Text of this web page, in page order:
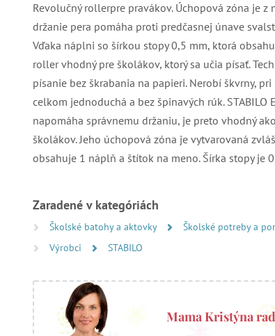
Revolučný rollerpre pravákov. Úchopová zóna je
držanie pera pomáha proti predčasnej únave
Vďaka náplni so šírkou stopy 0,5 mm, ktorá
roller vhodný pre školákov, ktorý sa učia písať.
písanie bez škrabania na papieri. Nerobí škvrny,
celkom jednoduchá a bez špinavých rúk.
napomáha správnemu držaniu, je preto vhodný
školákov. Jeho úchopová zóna je vytvarovaná
obsahuje 1 náplň a štítok na meno. Šírka stopy je
Zaradené v kategóriách
Školské batohy a aktovky Školské potreby a
Výrobci
STABILO
Mama Kristýna